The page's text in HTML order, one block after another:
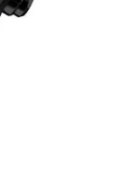
za pomocą
Jej rozmiar